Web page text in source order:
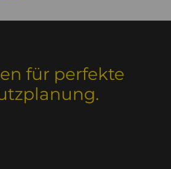
für perfekte